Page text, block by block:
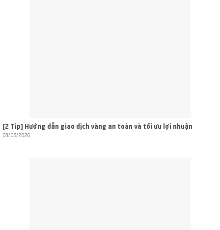
[2 Tip] Hướng dẫn giao dịch vàng an toàn và tối ưu lợi nhuận
03/08/2026